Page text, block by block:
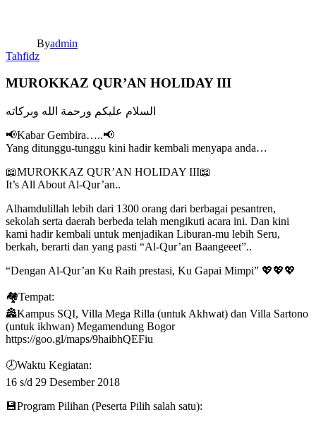
Byadmin
Tahfidz
MUROKKAZ QUR’AN HOLIDAY III
السلام عليكم ورحمة الله وبركاته
📢Kabar Gembira…..📢
Yang ditunggu-tunggu kini hadir kembali menyapa anda…
📖MUROKKAZ QUR’AN HOLIDAY III📖
It’s All About Al-Qur’an..
Alhamdulillah lebih dari 1300 orang dari berbagai pesantren,
sekolah serta daerah berbeda telah mengikuti acara ini. Dan kini
kami hadir kembali untuk menjadikan Liburan-mu lebih Seru,
berkah, berarti dan yang pasti “Al-Qur’an Baangeeet”..
“Dengan Al-Qur’an Ku Raih prestasi, Ku Gapai Mimpi” 💖💖💖
🏘Tempat:
🏯Kampus SQI, Villa Mega Rilla (untuk Akhwat) dan Villa Sartono
(untuk ikhwan) Megamendung Bogor
https://goo.gl/maps/9haibhQEFiu
🕗Waktu Kegiatan:
16 s/d 29 Desember 2018
💾Program Pilihan (Peserta Pilih salah satu):